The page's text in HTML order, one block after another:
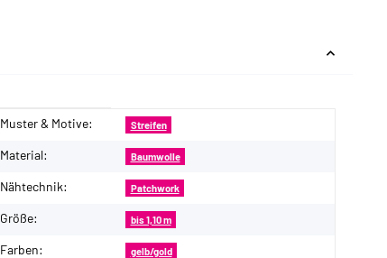
Produkteigenschaft
Wert
Muster & Motive: Streifen
Material: Baumwolle
Nähtechnik: Patchwork
Größe: bis 1,10 m
Farben: gelb/gold